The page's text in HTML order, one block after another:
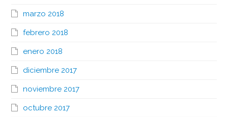
marzo 2018
febrero 2018
enero 2018
diciembre 2017
noviembre 2017
octubre 2017